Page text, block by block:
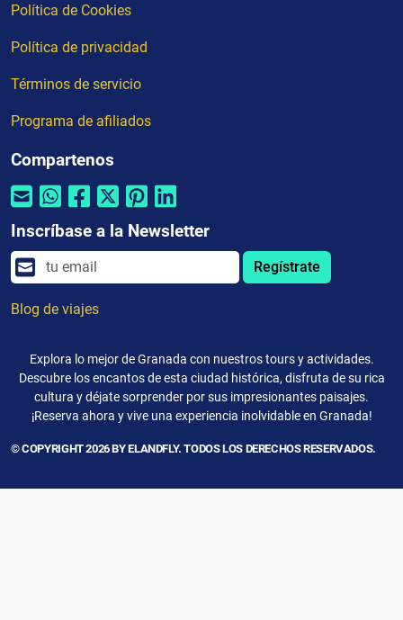
Política de Cookies
Política de privacidad
Términos de servicio
Programa de afiliados
Compartenos
Inscríbase a la Newsletter
Regístrate
Blog de viajes
Explora lo mejor de Granada con nuestros tours y actividades.
Descubre los encantos de esta ciudad histórica, disfruta de su rica
cultura y déjate sorprender por sus impresionantes paisajes.
¡Reserva ahora y vive una experiencia inolvidable en Granada!
© COPYRIGHT 2026 BY ELANDFLY. TODOS LOS DERECHOS RESERVADOS.